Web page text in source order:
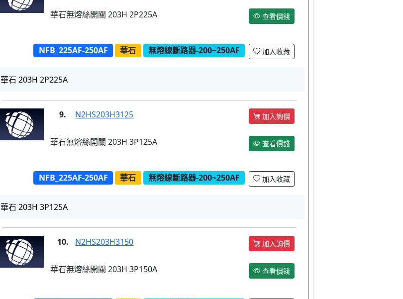
華石無熔絲開關 203H 2P225A 查看價錢
NFB_225AF-250AF 華石 無熔線斷路器-200~250AF 加入收藏
華石 203H 2P225A
9. N2HS203H3125 加入詢價
華石無熔絲開關 203H 3P125A 查看價錢
NFB_225AF-250AF 華石 無熔線斷路器-200~250AF 加入收藏
華石 203H 3P125A
10. N2HS203H3150 加入詢價
華石無熔絲開關 203H 3P150A 查看價錢